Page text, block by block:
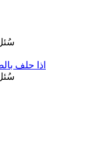
15803 - اذا